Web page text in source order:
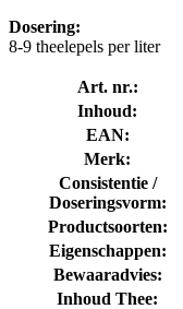
Dosering:
8-9 theelepels per liter
Art. nr.:
Inhoud:
EAN:
Merk:
Consistentie /
Doseringsvorm:
Productsoorten:
Eigenschappen:
Bewaaradvies:
Inhoud Thee: